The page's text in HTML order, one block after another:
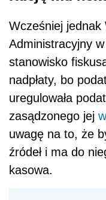
Wcześniej jednak
Administracyjny
stanowisko
nadpłaty, bo
uregulowała
zasądzonego jej
uwagę na to, że
źródeł i ma do
kasowa.